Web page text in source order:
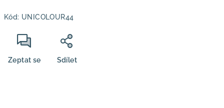
cena:
Kód: UNICOLOUR44
Zeptat se Sdílet